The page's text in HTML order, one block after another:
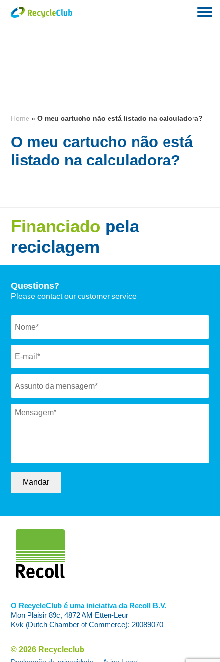
Home »O meu cartucho não está listado na calculadora?
O meu cartucho não está
listado na calculadora?
Financiado pela
reciclagem
Questions?
Please contact our customer service
Naam *
Email *
Subject *
Message *
Mandar
O RecycleClub é uma iniciativa da Recoll B.V.
Mon Plaisir 89c, 4872 AM Etten-Leur
Kvk (Dutch Chamber of Commerce): 20089070
© 2026 Recycleclub